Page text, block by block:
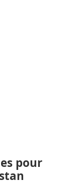
pour